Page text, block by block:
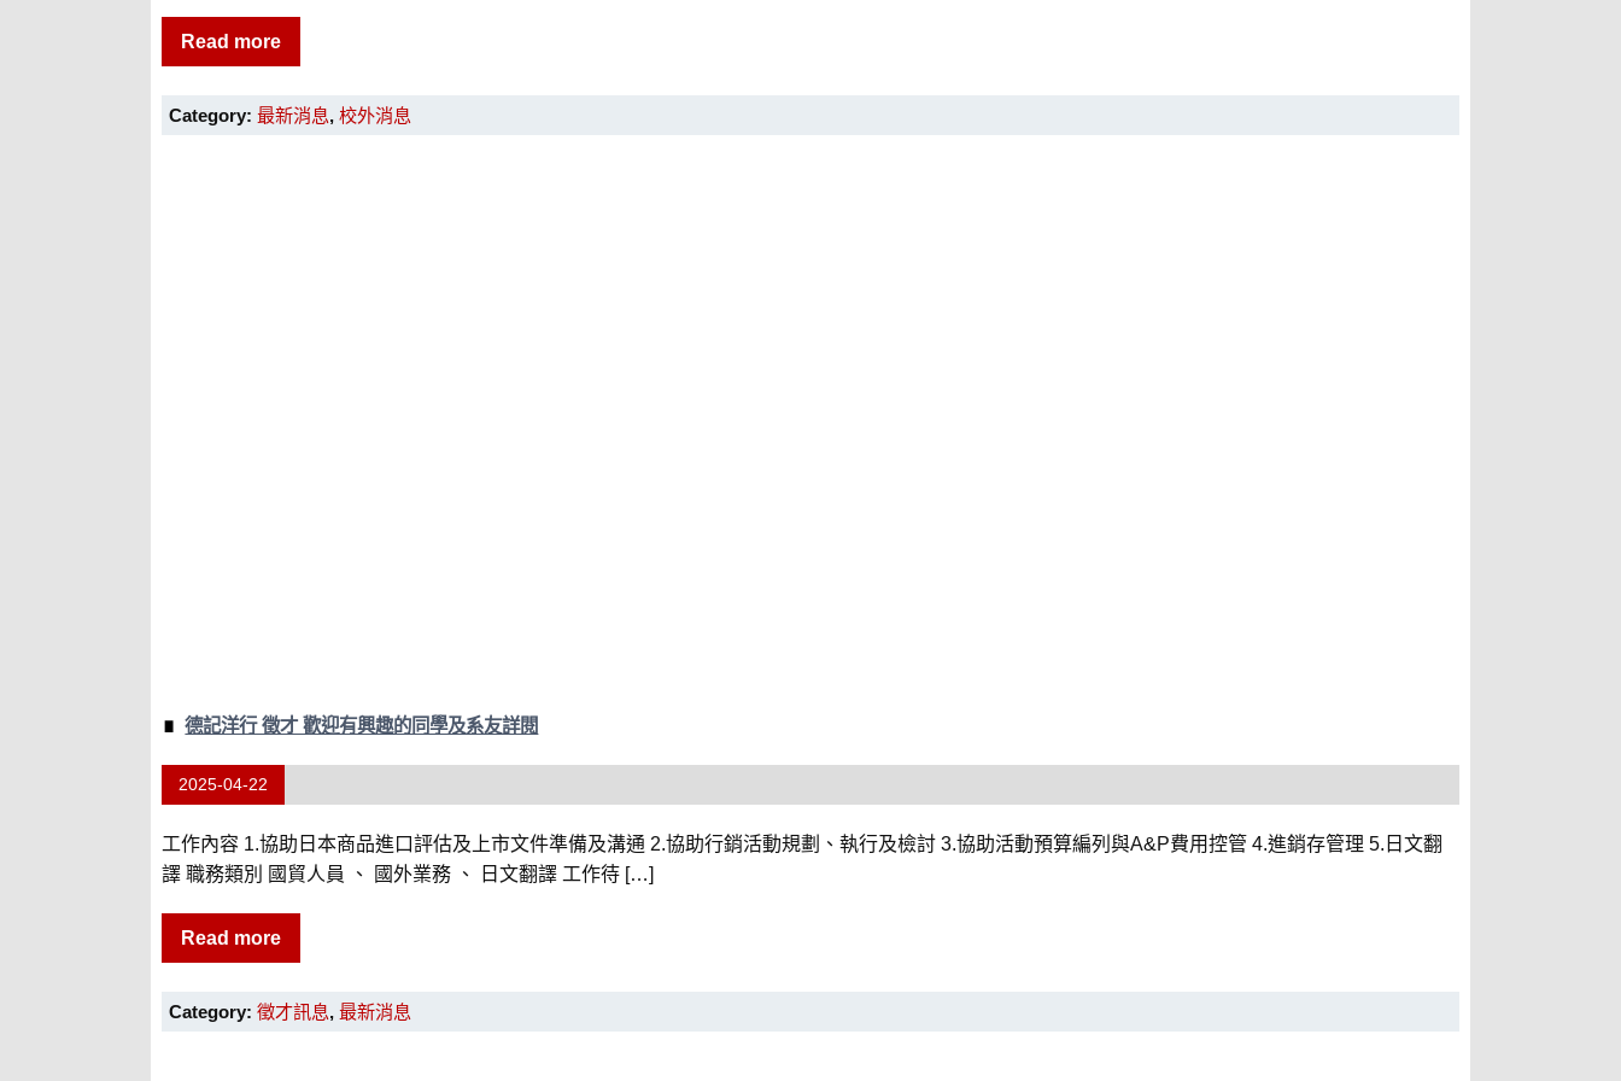
Read more
Category: 最新消息, 校外消息
德記洋行 徵才 歡迎有興趣的同學及系友詳閱
2025-04-22
工作內容 1.協助日本商品進口評估及上市文件準備及溝通 2.協助行銷活動規劃、執行及檢討 3.協助活動預算編列與A&P費用控管 4.進銷存管理 5.日文翻
譯 職務類別 國貿人員 、 國外業務 、 日文翻譯 工作待 […]
Read more
Category: 徵才訊息, 最新消息